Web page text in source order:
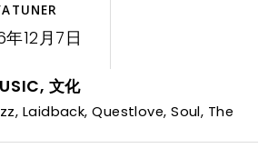
年12月7日
, 文化
, Laidback,Questlove,Soul, The